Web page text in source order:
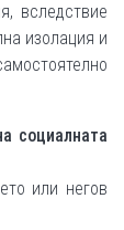
вследствие
изолация и
или негов